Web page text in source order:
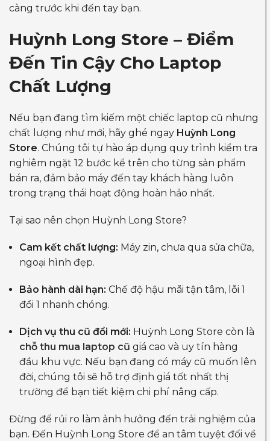
càng trước khi đến tay bạn.
Huỳnh Long Store – Điểm
Đến Tin Cậy Cho Laptop
Chất Lượng
Nếu bạn đang tìm kiếm một chiếc laptop cũ nhưng
chất lượng như mới, hãy ghé ngay Huỳnh Long
Store. Chúng tôi tự hào áp dụng quy trình kiểm tra
nghiêm ngặt 12 bước kể trên cho từng sản phẩm
bán ra, đảm bảo máy đến tay khách hàng luôn
trong trạng thái hoạt động hoàn hảo nhất.
Tại sao nên chọn Huỳnh Long Store?
Cam kết chất lượng: Máy zin, chưa qua sửa chữa,
ngoại hình đẹp.
Bảo hành dài hạn: Chế độ hậu mãi tận tâm, lỗi 1
đổi 1 nhanh chóng.
Dịch vụ thu cũ đổi mới: Huỳnh Long Store còn là
chỗ thu mua laptop cũ giá cao và uy tín hàng
đầu khu vực. Nếu bạn đang có máy cũ muốn lên
đời, chúng tôi sẽ hỗ trợ định giá tốt nhất thị
trường để bạn tiết kiệm chi phí nâng cấp.
Đừng để rủi ro làm ảnh hưởng đến trải nghiệm của
bạn. Đến Huỳnh Long Store để an tâm tuyệt đối về